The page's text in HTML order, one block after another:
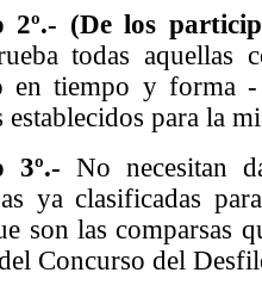
2º.- (De los
todas aquellas
en tiempo y forma
para la
3º.- No necesitan
ya clasificadas
son las comparsas
Concurso del